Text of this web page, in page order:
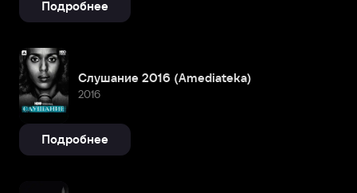
Подробнее
Слушание 2016 (Amediateka)
2016
Подробнее